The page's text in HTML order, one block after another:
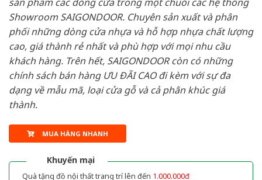
Showroom SAIGONDOOR. Chuyên sản xuất và phân
phối những dòng cửa nhựa và hỗ hợp nhựa chất lượng
cao, giá thành rẻ nhất và phù hợp với mọi nhu cầu
khách hàng. Trên hết, SAIGONDOOR còn có những
chính sách bán hàng ƯU ĐÃI CAO đi kèm với sự đa
dạng về mẫu mã, loại cửa gỗ và cả phân khúc giá
thành.
MUA HÀNG NHANH
Khuyến mại
Quà tặng đồ nội thất trang trí lên đến 1.000.000đ